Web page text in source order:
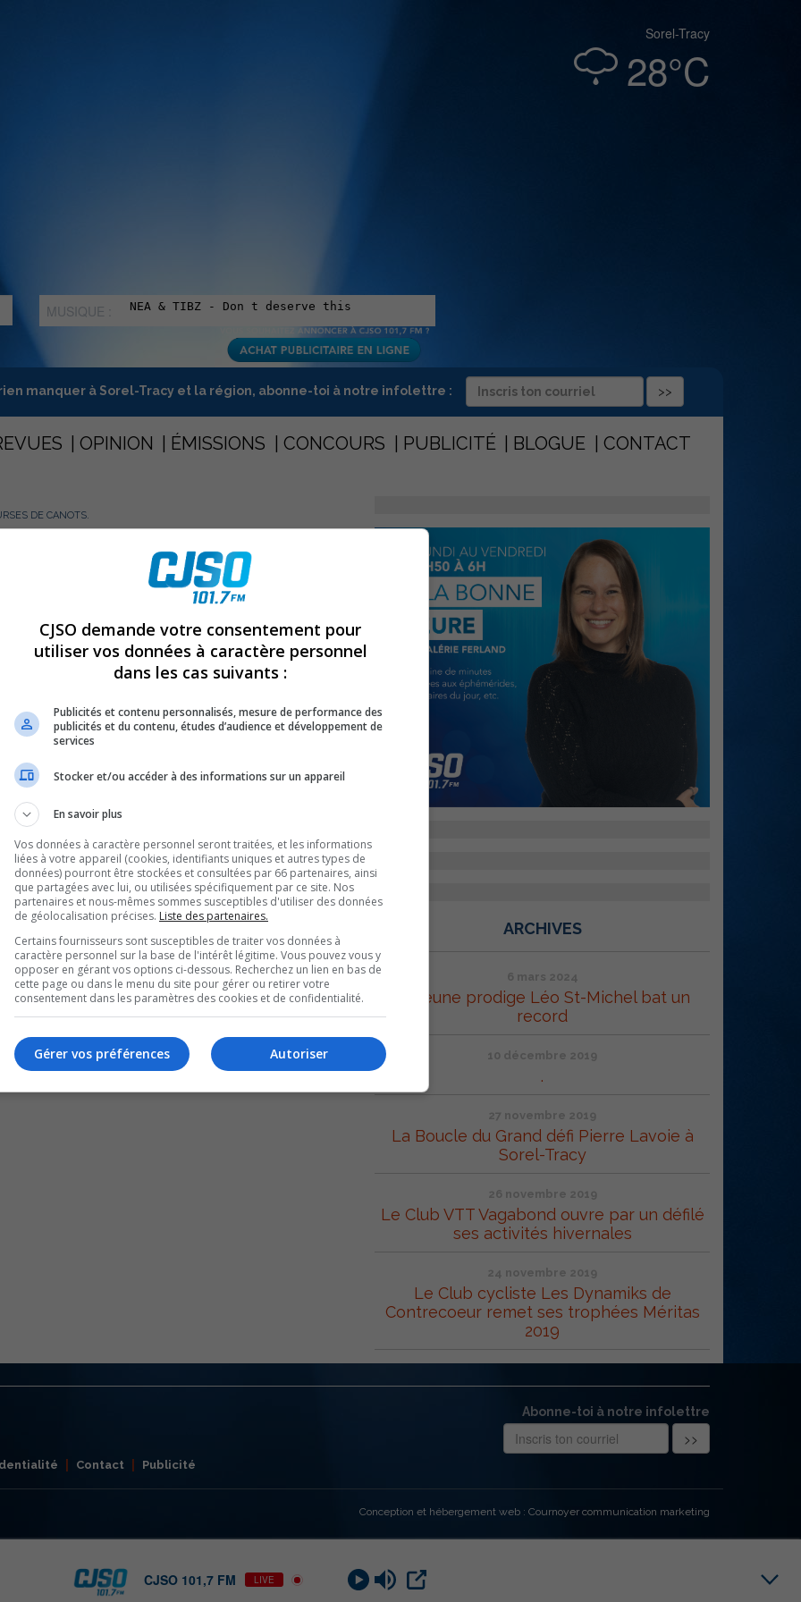
Sorel-Tracy
28°C
MUSIQUE :
manquer à Sorel-Tracy et la région, abonne-toi à notre infolettre :
OPINION ÉMISSIONS CONCOURS PUBLICITÉ BLOGUE CONTACT
DE CANOTS.
courses de canots.
19h00 que se tiendra la course 5 km Line Bouchard
centaine de coureurs de partout au Québec y sont
la course et le coût est de 12.00$.
en Fête , il y aura trois courses de canots sur la
avec le départ à 11h30 et dimanche , il y aura deux
on compose le 746-0117.
ARCHIVES
6 mars 2024
Le jeune prodige Léo St-Michel bat un
record
10 décembre 2019
.
27 novembre 2019
La Boucle du Grand défi Pierre Lavoie à
Sorel-Tracy
26 novembre 2019
Le Club VTT Vagabond ouvre par un défilé
ses activités hivernales
24 novembre 2019
Le Club cycliste Les Dynamiks de
Contrecoeur remet ses trophées Méritas
2019
Abonne-toi à notre infolettre
Contact Publicité
Conception et hébergement web : Cournoyer communication marketing
CJSO 101,7 FM LIVE
CJSO demande votre consentement pour
utiliser vos données à caractère personnel
dans les cas suivants :
Publicités et contenu personnalisés, mesure de performance des
publicités et du contenu, études d’audience et développement de
services
Stocker et/ou accéder à des informations sur un appareil
En savoir plus
Vos données à caractère personnel seront traitées, et les informations
liées à votre appareil (cookies, identifiants uniques et autres types de
données) pourront être stockées et consultées par 66 partenaires, ainsi
que partagées avec lui, ou utilisées spécifiquement par ce site. Nos
partenaires et nous-mêmes sommes susceptibles d'utiliser des données
de géolocalisation précises. Liste des partenaires.
Certains fournisseurs sont susceptibles de traiter vos données à
caractère personnel sur la base de l'intérêt légitime. Vous pouvez vous y
opposer en gérant vos options ci-dessous. Recherchez un lien en bas de
cette page ou dans le menu du site pour gérer ou retirer votre
consentement dans les paramètres des cookies et de confidentialité.
Autoriser
Gérer vos préférences